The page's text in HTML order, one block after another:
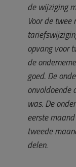
de wijziging
Voor de
opvang voor
de
goed. De
onvoldoende
was. De
eerste
tweede
delen.